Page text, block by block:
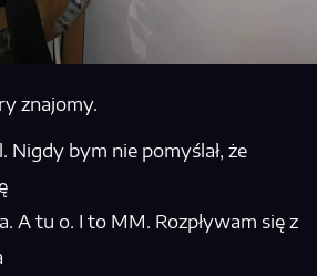
znajomy.
Nigdy bym nie pomyślał, że
A tu o. I to MM. Rozpływam się z